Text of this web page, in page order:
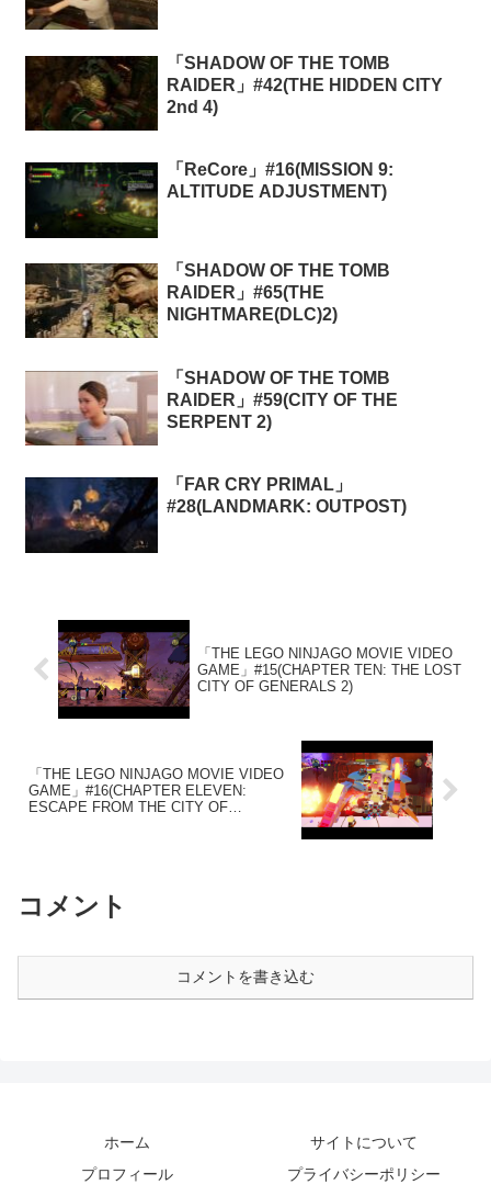
「SHADOW OF THE TOMB
RAIDER」#42(THE HIDDEN CITY
2nd 4)
「ReCore」#16(MISSION 9:
ALTITUDE ADJUSTMENT)
「SHADOW OF THE TOMB
RAIDER」#65(THE
NIGHTMARE(DLC)2)
「SHADOW OF THE TOMB
RAIDER」#59(CITY OF THE
SERPENT 2)
「FAR CRY PRIMAL」
#28(LANDMARK: OUTPOST)
「THE LEGO NINJAGO MOVIE VIDEO
GAME」#15(CHAPTER TEN: THE LOST
CITY OF GENERALS 2)
「THE LEGO NINJAGO MOVIE VIDEO
GAME」#16(CHAPTER ELEVEN:
ESCAPE FROM THE CITY OF
コメント
コメントを書き込む
ホーム
サイトについて
プロフィール
プライバシーポリシー